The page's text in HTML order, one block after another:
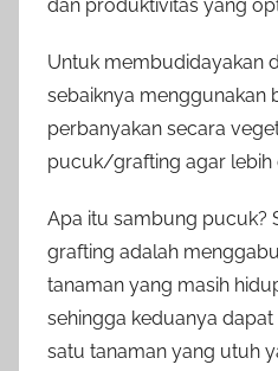
dan produktivitas yang
Untuk membudidayakan
sebaiknya menggunakan
perbanyakan secara
pucuk/grafting agar lebih
Apa itu sambung pucuk?
grafting adalah
tanaman yang masih
sehingga keduanya
satu tanaman yang utuh